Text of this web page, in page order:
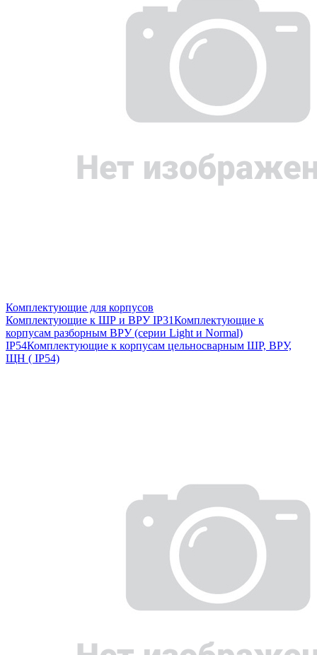
Комплектующие для корпусов
Комплектующие к ШР и ВРУ IP31Комплектующие к
корпусам разборным ВРУ (серии Light и Normal)
IP54Комплектующие к корпусам цельносварным ШР, ВРУ,
ЩН ( IP54)